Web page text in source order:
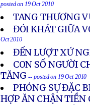
posted on 19 Oct 2010
TANG THƯƠNG
ĐÓI KHÁT GIỮA
Oct 2010
ĐẾN LƯỢT XỨ
CON SỐ NGƯỜI
TĂNG-- posted on 19 Oct 2010
PHÓNG SỰ ĐẶC
HỢP ĂN CHẬN TIỀN